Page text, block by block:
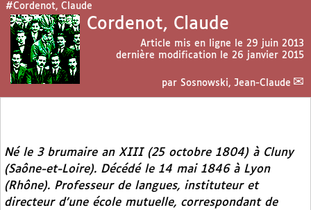
#Cordenot, Claude
Cordenot, Claude
Article mis en ligne le 29 juin 2013
dernière modification le 26 janvier 2015
par Sosnowski, Jean-Claude
Né le 3 brumaire an XIII (25 octobre 1804) à Cluny
(Saône-et-Loire). Décédé le 14 mai 1846 à Lyon
(Rhône). Professeur de langues, instituteur et
directeur d’une école mutuelle, correspondant de